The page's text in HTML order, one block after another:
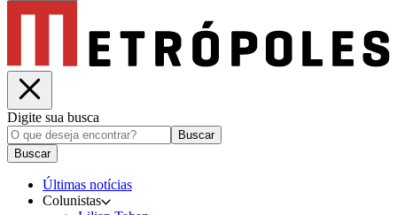
Digite sua busca
Buscar
Buscar
Últimas notícias
Colunistas